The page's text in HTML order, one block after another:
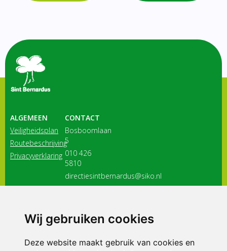
Wij gebruiken cookies
Deze website maakt gebruik van cookies en
ALGEMEEN
Veiligheidsplan
Routebeschrijving
Privacyverklaring
CONTACT
Bosboomlaan
5
010 426
5810
directiesintbernardus@siko.nl
3116 JB
ONDERDEEL VAN